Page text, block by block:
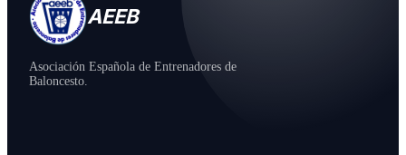
AEEB
Asociación Española de Entrenadores de
Baloncesto.